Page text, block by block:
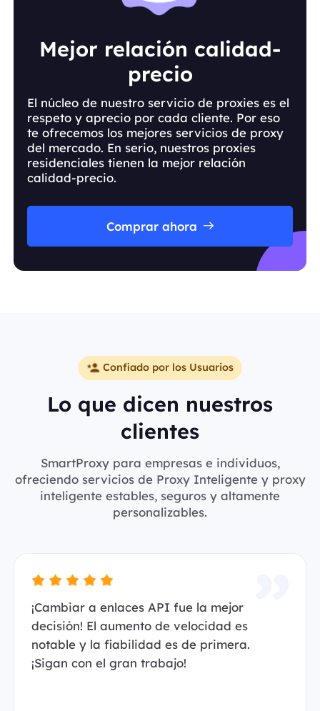
Mejor relación calidad-
precio
El núcleo de nuestro servicio de proxies es el
respeto y aprecio por cada cliente. Por eso
te ofrecemos los mejores servicios de proxy
del mercado. En serio, nuestros proxies
residenciales tienen la mejor relación
calidad-precio.
Comprar ahora
Confiado por los Usuarios
Lo que dicen nuestros
clientes
SmartProxy para empresas e individuos,
ofreciendo servicios de Proxy Inteligente y proxy
inteligente estables, seguros y altamente
personalizables.
¡Cambiar a enlaces API fue la mejor
decisión! El aumento de velocidad es
notable y la fiabilidad es de primera.
¡Sigan con el gran trabajo!